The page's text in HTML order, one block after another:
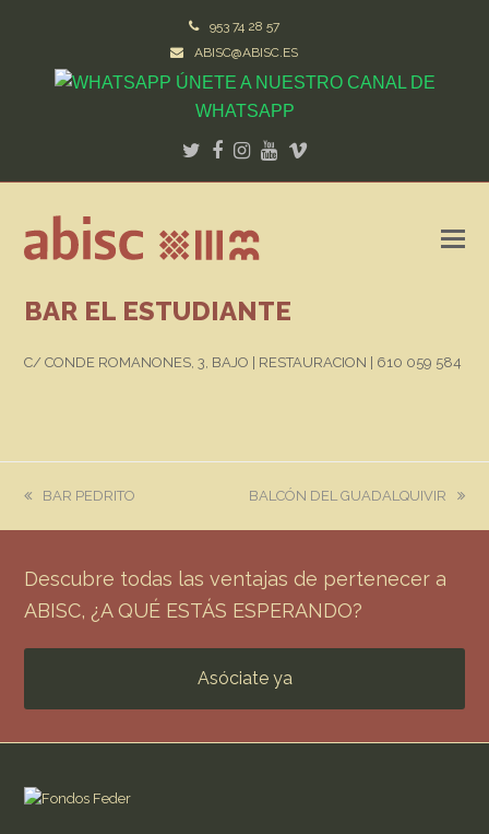
953 74 28 57
ABISC@ABISC.ES
ÚNETE A NUESTRO CANAL DE
WHATSAPP
Twitter
Facebook
Instagram
Youtube
Vimeo
BAR EL ESTUDIANTE
C/ CONDE ROMANONES, 3, BAJO | RESTAURACION | 610 059 584
previous
BAR PEDRITO
next
BALCÓN DEL GUADALQUIVIR
Descubre todas las ventajas de pertenecer a
ABISC, ¿A QUÉ ESTÁS ESPERANDO?
Asóciate ya